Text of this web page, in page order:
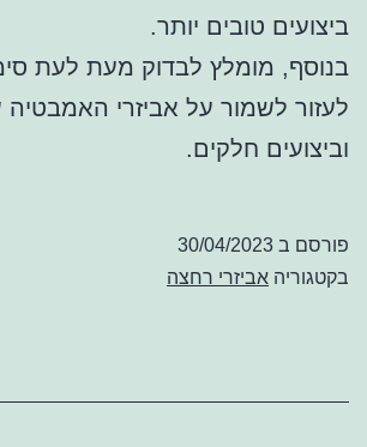
ביצועים טובים יותר.
בנוסף, מומלץ לבדוק מעת לעת
לעזור לשמור על אביזרי
וביצועים חלקים.
פורסם ב 30/04/2023
בקטגוריה אביזרי רחצה